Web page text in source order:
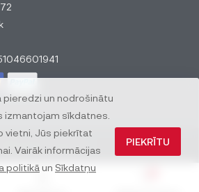
un nodrošinātu
izmantojam sīkdatnes.
vietni, Jūs piekrītat
Vairāk informācijas
politikā un Sīkdatņu
PIEKRĪTU
© All rights reserved